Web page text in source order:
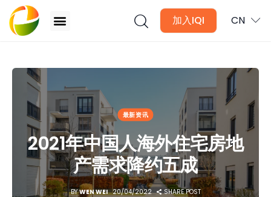
加入IQI CN
文章
月讯
数位媒体
房产入门
最新资讯
2021年中国人海外住宅房地
产需求降约五成
BY WEN WEI 20/04/2022 SHARE POST